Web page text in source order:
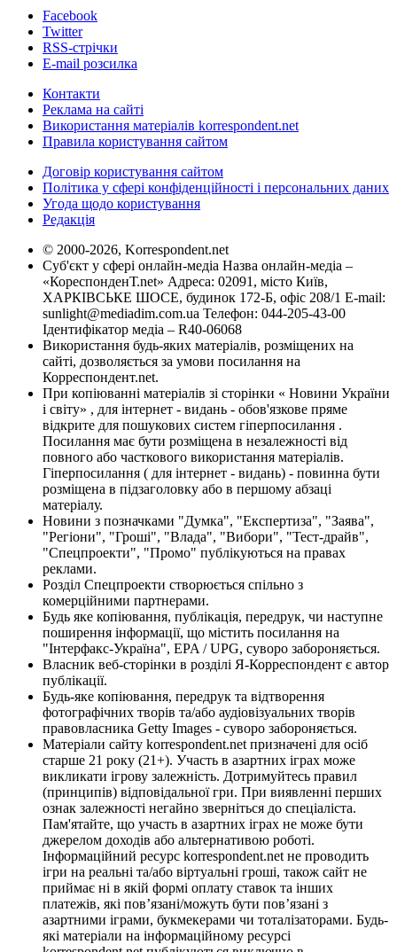
Facebook
Twitter
RSS-стрічки
E-mail розсилка
Контакти
Реклама на сайті
Використання матеріалів korrespondent.net
Правила користування сайтом
Договір користування сайтом
Політика у сфері конфіденційності і персональних даних
Угода щодо користування
Редакція
© 2000-2026, Korrespondent.net
Суб'єкт у сфері онлайн-медіа Назва онлайн-медіа –
«КореспонденТ.net» Адреса: 02091, місто Київ,
ХАРКІВСЬКЕ ШОСЕ, будинок 172-Б, офіс 208/1 E-mail:
sunlight@mediadim.com.ua Телефон: 044-205-43-00
Ідентифікатор медіа – R40-06068
Використання будь-яких матеріалів, розміщених на
сайті, дозволяється за умови посилання на
Корреспондент.net.
При копіюванні матеріалів зі сторінки « Новини України
і світу» , для інтернет - видань - обов'язкове пряме
відкрите для пошукових систем гіперпосилання .
Посилання має бути розміщена в незалежності від
повного або часткового використання матеріалів.
Гіперпосилання ( для інтернет - видань) - повинна бути
розміщена в підзаголовку або в першому абзаці
матеріалу.
Новини з позначками "Думка", "Експертиза", "Заява",
"Регіони", "Гроші", "Влада", "Вибори", "Тест-драйв",
"Спецпроекти", "Промо" публікуються на правах
реклами.
Розділ Спецпроекти створюється спільно з
комерційними партнерами.
Будь яке копіювання, публікація, передрук, чи наступне
поширення інформації, що містить посилання на
"Інтерфакс-Україна", EPA / UPG, суворо забороняється.
Власник веб-сторінки в розділі Я-Корреспондент є автор
публікації.
Будь-яке копіювання, передрук та відтворення
фотографічних творів та/або аудіовізуальних творів
правовласника Getty Images - суворо забороняється.
Матеріали сайту korrespondent.net призначені для осіб
старше 21 року (21+). Участь в азартних іграх може
викликати ігрову залежність. Дотримуйтесь правил
(принципів) відповідальної гри. При виявленні перших
ознак залежності негайно зверніться до спеціаліста.
Пам'ятайте, що участь в азартних іграх не може бути
джерелом доходів або альтернативою роботі.
Інформаційний ресурс korrespondent.net не проводить
ігри на реальні та/або віртуальні гроші, також сайт не
приймає ні в якій формі оплату ставок та інших
платежів, які пов’язані/можуть бути пов’язані з
азартними іграми, букмекерами чи тоталізаторами. Будь-
які матеріали на інформаційному ресурсі